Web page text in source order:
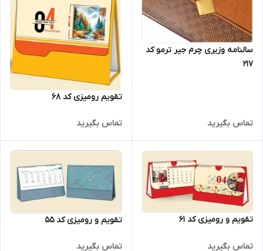
سالنامه وزیری چرم جیر ترمو کد
217
تماس بگیرید
تقویم رومیزی کد 68
تماس بگیرید
تقویم و رومیزی کد 61
تماس بگیرید
تقویم و رومیزی کد 55
تماس بگیرید